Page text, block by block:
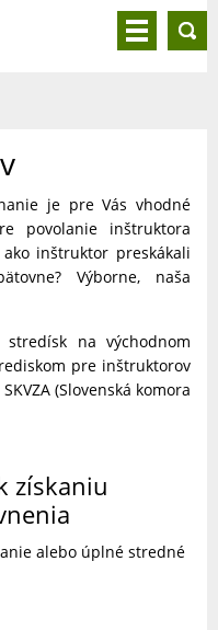
je pre Vás vhodné
povolanie inštruktora
inštruktor preskákali
Výborne, naša
na východnom
pre inštruktorov
(Slovenská komora
získaniu
alebo úplné stredné